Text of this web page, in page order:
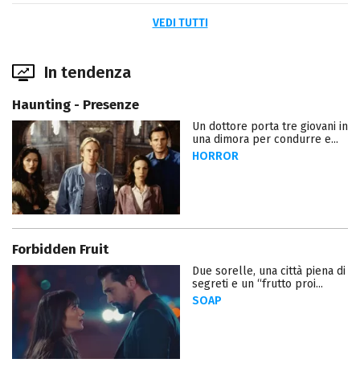
VEDI TUTTI
In tendenza
Haunting - Presenze
Un dottore porta tre giovani in
una dimora per condurre e...
HORROR
Forbidden Fruit
Due sorelle, una città piena di
segreti e un “frutto proi...
SOAP